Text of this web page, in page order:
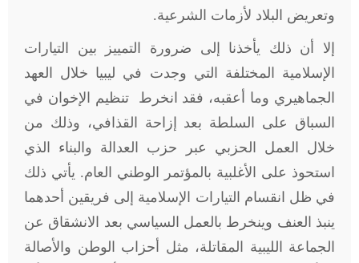
وتعريض البلاد لأزمات الشرعية.
إلا أن ذلك يأخذنا إلى ضرورة التمييز بين التيارات
الإسلامية المختلفة التي وجدت في ليبيا خلال العهد
الجماهيري وما أعقبه، فقد انخرط تنظيم الإخوان في
السباق على السلطة بعد إزاحة القذافي، وذلك من
خلال العمل الحزبي عبر حزب العدالة والبناء الذي
استحوذ على الأغلبية بالمؤتمر الوطني العام. يأتي ذلك
في ظل انقسام التيارات الإسلامية إلى فريقين أحدهما
ينبذ العنف وينخرط بالعمل السياسي بعد الانشقاق عن
الجماعة الليبية المقاتلة، مثل أحزاب الوطن والأصالة